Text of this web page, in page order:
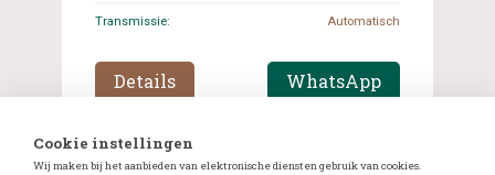
Transmissie: Automatisch
Details WhatsApp
Cookie instellingen
Wij maken bij het aanbieden van elektronische diensten gebruik van cookies.